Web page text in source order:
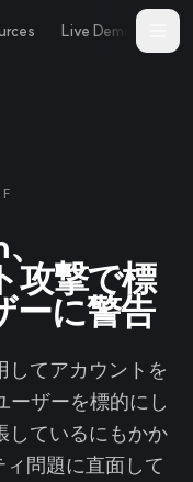
Live Demo
攻撃で標
ーに警告
てアカウントを
ーザーを標的にし
しているにもかか
問題に直面して